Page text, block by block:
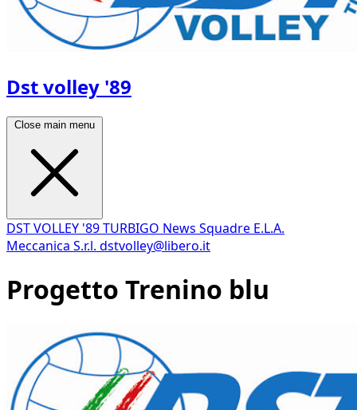
Dst volley '89
Close main menu
DST VOLLEY '89 TURBIGO News Squadre E.L.A.
Meccanica S.r.l. dstvolley@libero.it
Progetto Trenino blu